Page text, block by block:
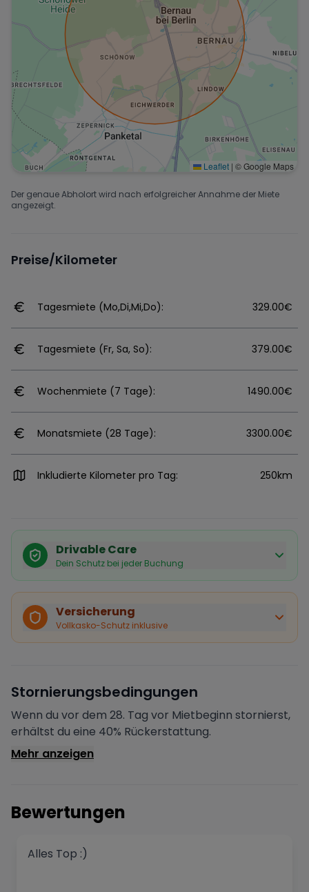
Leaflet | © Google Maps
Der genaue Abholort wird nach erfolgreicher Annahme der Miete
angezeigt.
Preise/Kilometer
Tagesmiete (Mo,Di,Mi,Do): 329.00€
Tagesmiete (Fr, Sa, So): 379.00€
Wochenmiete (7 Tage): 1490.00€
Monatsmiete (28 Tage): 3300.00€
Inkludierte Kilometer pro Tag: 250km
Drivable Care
Dein Schutz bei jeder Buchung
Käuferschutz inklusive
Bei Stornierung durch den Vermieter erhältst du eine
vollständige Rückerstattung.
Sofortige Bestätigung
Sichere Zahlung
Deine Zahlung wird verschlüsselt verarbeitet. Deine
Daten sind geschützt.
Verifizierter Vermieter
verifiziert.
Versicherung
Vollkasko-Schutz inklusive
Stornierungsbedingungen
Wenn du vor dem 28. Tag vor Mietbeginn stornierst,
erhältst du eine 40% Rückerstattung.
Mehr anzeigen
Bewertungen
Alles Top :)